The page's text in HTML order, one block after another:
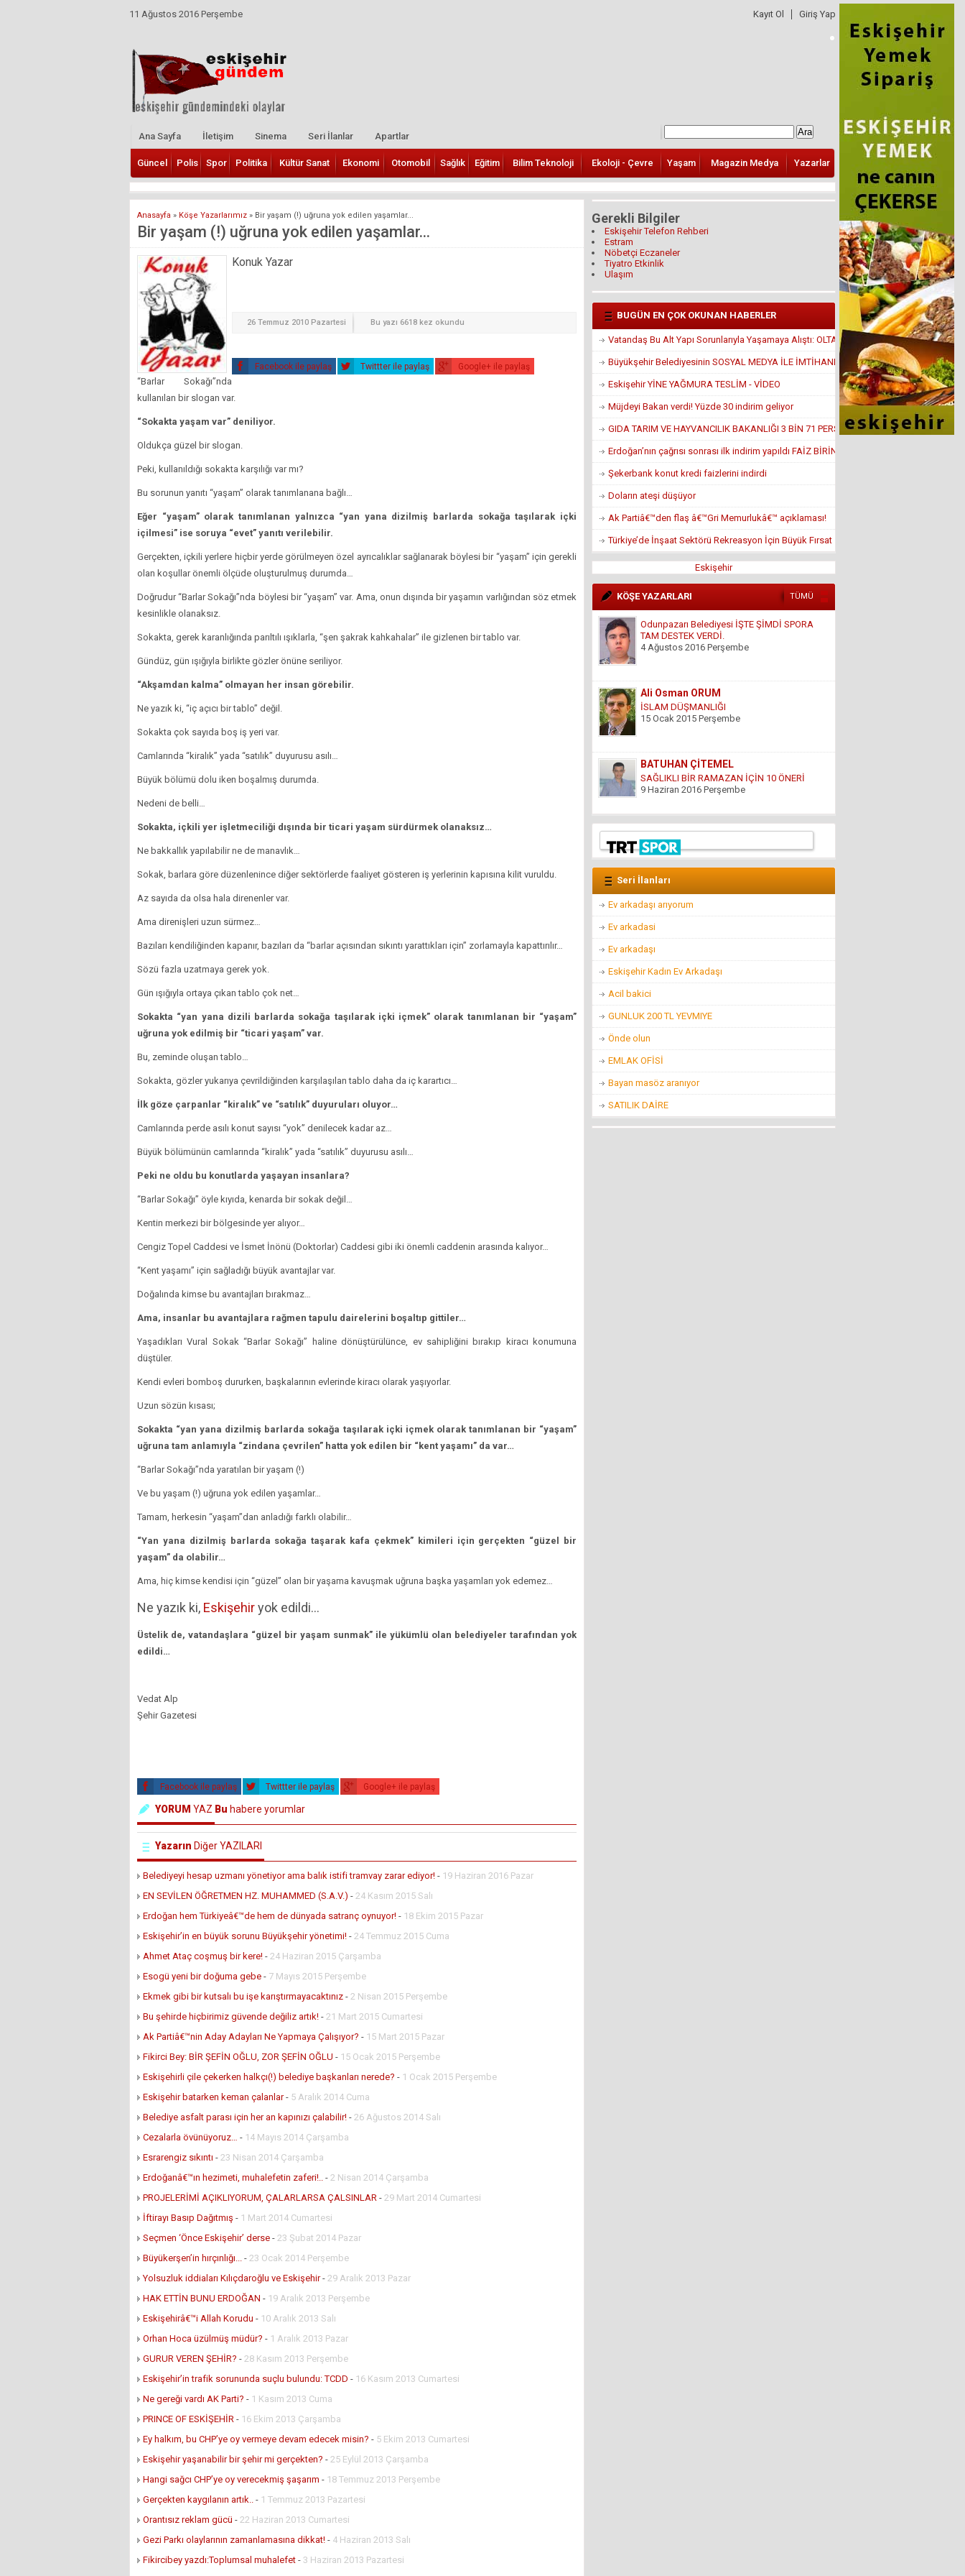
11 Ağustos 2016 Perşembe Kayıt Ol Giriş Yap
Ana Sayfa İletişim Sinema Seri İlanlar Apartlar
Güncel Polis Spor Politika Kültür Sanat Ekonomi Otomobil Sağlık Eğitim Bilim Teknoloji Ekoloji - Çevre Yaşam Magazin Medya Yazarlar
Anasayfa » Köşe Yazarlarımız » Bir yaşam (!) uğruna yok edilen yaşamlar...
Bir yaşam (!) uğruna yok edilen yaşamlar...
Konuk Yazar
26 Temmuz 2010 Pazartesi Bu yazı 6618 kez okundu
Facebook ile paylaş Twittter ile paylaş Google+ ile paylaş
“Barlar Sokağı”nda
kullanılan bir slogan var.
“Sokakta yaşam var” deniliyor.
Oldukça güzel bir slogan.
Peki, kullanıldığı sokakta karşılığı var mı?
Bu sorunun yanıtı “yaşam” olarak tanımlanana bağlı…
Eğer “yaşam” olarak tanımlanan yalnızca “yan yana dizilmiş barlarda sokağa taşılarak içki
içilmesi” ise soruya “evet” yanıtı verilebilir.
Gerçekten, içkili yerlere hiçbir yerde görülmeyen özel ayrıcalıklar sağlanarak böylesi bir “yaşam” için gerekli
olan koşullar önemli ölçüde oluşturulmuş durumda…
Doğrudur “Barlar Sokağı”nda böylesi bir “yaşam” var. Ama, onun dışında bir yaşamın varlığından söz etmek
kesinlikle olanaksız.
Sokakta, gerek karanlığında parıltılı ışıklarla, “şen şakrak kahkahalar” ile gizlenen bir tablo var.
Gündüz, gün ışığıyla birlikte gözler önüne seriliyor.
“Akşamdan kalma” olmayan her insan görebilir.
Ne yazık ki, “iç açıcı bir tablo” değil.
Sokakta çok sayıda boş iş yeri var.
Camlarında “kiralık” yada “satılık” duyurusu asılı…
Büyük bölümü dolu iken boşalmış durumda.
Nedeni de belli…
Sokakta, içkili yer işletmeciliği dışında bir ticari yaşam sürdürmek olanaksız…
Ne bakkallık yapılabilir ne de manavlık…
Sokak, barlara göre düzenlenince diğer sektörlerde faaliyet gösteren iş yerlerinin kapısına kilit vuruldu.
Az sayıda da olsa hala direnenler var.
Ama direnişleri uzun sürmez…
Bazıları kendiliğinden kapanır, bazıları da “barlar açısından sıkıntı yarattıkları için” zorlamayla kapattırılır…
Sözü fazla uzatmaya gerek yok.
Gün ışığıyla ortaya çıkan tablo çok net…
Sokakta “yan yana dizili barlarda sokağa taşılarak içki içmek” olarak tanımlanan bir “yaşam”
uğruna yok edilmiş bir “ticari yaşam” var.
Bu, zeminde oluşan tablo…
Sokakta, gözler yukarıya çevrildiğinden karşılaşılan tablo daha da iç karartıcı…
İlk göze çarpanlar “kiralık” ve “satılık” duyuruları oluyor…
Camlarında perde asılı konut sayısı “yok” denilecek kadar az…
Büyük bölümünün camlarında “kiralık” yada “satılık” duyurusu asılı…
Peki ne oldu bu konutlarda yaşayan insanlara?
“Barlar Sokağı” öyle kıyıda, kenarda bir sokak değil…
Kentin merkezi bir bölgesinde yer alıyor…
Cengiz Topel Caddesi ve İsmet İnönü (Doktorlar) Caddesi gibi iki önemli caddenin arasında kalıyor…
“Kent yaşamı” için sağladığı büyük avantajlar var.
Doğalında kimse bu avantajları bırakmaz…
Ama, insanlar bu avantajlara rağmen tapulu dairelerini boşaltıp gittiler…
Yaşadıkları Vural Sokak “Barlar Sokağı” haline dönüştürülünce, ev sahipliğini bırakıp kiracı konumuna
düştüler.
Kendi evleri bomboş dururken, başkalarının evlerinde kiracı olarak yaşıyorlar.
Uzun sözün kısası;
Sokakta “yan yana dizilmiş barlarda sokağa taşılarak içki içmek olarak tanımlanan bir “yaşam”
uğruna tam anlamıyla “zindana çevrilen” hatta yok edilen bir “kent yaşamı” da var…
“Barlar Sokağı”nda yaratılan bir yaşam (!)
Ve bu yaşam (!) uğruna yok edilen yaşamlar…
Tamam, herkesin “yaşam”dan anladığı farklı olabilir…
“Yan yana dizilmiş barlarda sokağa taşarak kafa çekmek” kimileri için gerçekten “güzel bir
yaşam” da olabilir…
Ama, hiç kimse kendisi için “güzel” olan bir yaşama kavuşmak uğruna başka yaşamları yok edemez…
Ne yazık ki, Eskişehiryok edildi…
Üstelik de, vatandaşlara “güzel bir yaşam sunmak” ile yükümlü olan belediyeler tarafından yok
edildi…
Vedat Alp
Şehir Gazetesi
Facebook ile paylaş Twittter ile paylaş Google+ ile paylaş
YORUM YAZ Bu habere yorumlar
Yazarın Diğer YAZILARI
Belediyeyi hesap uzmanı yönetiyor ama balık istifi tramvay zarar ediyor! - 19 Haziran 2016 Pazar
EN SEVİLEN ÖĞRETMEN HZ. MUHAMMED (S.A.V.) - 24 Kasım 2015 Salı
Erdoğan hem Türkiyeâ€™de hem de dünyada satranç oynuyor! - 18 Ekim 2015 Pazar
Eskişehir’in en büyük sorunu Büyükşehir yönetimi! - 24 Temmuz 2015 Cuma
Ahmet Ataç coşmuş bir kere! - 24 Haziran 2015 Çarşamba
Esogü yeni bir doğuma gebe - 7 Mayıs 2015 Perşembe
Ekmek gibi bir kutsalı bu işe karıştırmayacaktınız - 2 Nisan 2015 Perşembe
Bu şehirde hiçbirimiz güvende değiliz artık! - 21 Mart 2015 Cumartesi
Ak Partiâ€™nin Aday Adayları Ne Yapmaya Çalışıyor? - 15 Mart 2015 Pazar
Fikirci Bey: BİR ŞEFİN OĞLU, ZOR ŞEFİN OĞLU - 15 Ocak 2015 Perşembe
Eskişehirli çile çekerken halkçı(!) belediye başkanları nerede? - 1 Ocak 2015 Perşembe
Eskişehir batarken keman çalanlar- 5 Aralık 2014 Cuma
Belediye asfalt parası için her an kapınızı çalabilir! - 26 Ağustos 2014 Salı
Cezalarla övünüyoruz…
- 14 Mayıs 2014 Çarşamba
Esrarengiz sıkıntı - 23 Nisan 2014 Çarşamba
Erdoğanâ€™ın hezimeti, muhalefetin zaferi!..
- 2 Nisan 2014 Çarşamba
PROJELERİMİ AÇIKLIYORUM, ÇALARLARSA ÇALSINLAR - 29 Mart 2014 Cumartesi
İftirayı Basıp Dağıtmış - 1 Mart 2014 Cumartesi
Seçmen ‘Önce Eskişehir’ derse - 23 Şubat 2014 Pazar
Büyükerşen’in hırçınlığı...
- 23 Ocak 2014 Perşembe
Yolsuzluk iddiaları Kılıçdaroğlu ve Eskişehir- 29 Aralık 2013 Pazar
HAK ETTİN BUNU ERDOĞAN - 19 Aralık 2013 Perşembe
Eskişehirâ€™i Allah Korudu - 10 Aralık 2013 Salı
Orhan Hoca üzülmüş müdür? - 1 Aralık 2013 Pazar
GURUR VEREN ŞEHİR? - 28 Kasım 2013 Perşembe
Eskişehir’in trafik sorununda suçlu bulundu: TCDD - 16 Kasım 2013 Cumartesi
Ne gereği vardı AK Parti? - 1 Kasım 2013 Cuma
PRINCE OF ESKİŞEHİR - 16 Ekim 2013 Çarşamba
Ey halkım, bu CHP’ye oy vermeye devam edecek misin? - 5 Ekim 2013 Cumartesi
Eskişehir yaşanabilir bir şehir mi gerçekten? - 25 Eylül 2013 Çarşamba
Hangi sağcı CHP’ye oy verecekmiş şaşarım - 18 Temmuz 2013 Perşembe
Gerçekten kaygılanın artık..
- 1 Temmuz 2013 Pazartesi
Orantısız reklam gücü - 22 Haziran 2013 Cumartesi
Gezi Parkı olaylarının zamanlamasına dikkat! - 4 Haziran 2013 Salı
Fikircibey yazdı:Toplumsal muhalefet - 3 Haziran 2013 Pazartesi
Gerekli Bilgiler
Eskişehir Telefon Rehberi
Estram
Nöbetçi Eczaneler
Tiyatro Etkinlik
Ulaşım
BUGÜN EN ÇOK OKUNAN HABERLER
Vatandaş Bu Alt Yapı Sorunlarıyla Yaşamaya Alıştı: OLTA ATTILAR
Büyükşehir Belediyesinin SOSYAL MEDYA İLE İMTİHANI
Eskişehir YİNE YAĞMURA TESLİM - VİDEO
Müjdeyi Bakan verdi! Yüzde 30 indirim geliyor
GIDA TARIM VE HAYVANCILIK BAKANLIĞI 3 BİN 71 PERSONEL ALACAK!
Erdoğan’nın çağrısı sonrası ilk indirim yapıldı FAİZ BİRİN ALTINDA
Şekerbank konut kredi faizlerini indirdi
Doların ateşi düşüyor
Ak Partiâ€™den flaş â€™Gri Memurlukâ€™ açıklaması!
Türkiye’de İnşaat Sektörü Rekreasyon İçin Büyük Fırsat
Eskişehir
KÖŞE YAZARLARI TÜMÜ
Ali Osman ORUM
İSLAM DÜŞMANLIĞI
15 Ocak 2015 Perşembe
BATUHAN ÇİTEMEL
SAĞLIKLI BİR RAMAZAN İÇİN 10 ÖNERİ
9 Haziran 2016 Perşembe
GÜNDOĞDU YILDIRIM
ÇARESİZLİK
9 Haziran 2016 Perşembe
Hüseyin DÜŞ
İlkyardımcılara kim yardım edecek!..
8 Nisan 2016 Cuma
Hüseyin GÜVEN
BİR ŞEY ANCAK DEĞERİNİ BİLENİN YANINDA
KIYMETLİDİR...
22 Temmuz 2016 Cuma
Konuk Yazar
Belediyeyi hesap uzmanı yönetiyor ama balık
istifi tramvay zarar ediyor!
19 Haziran 2016 Pazar
Mehmet KIZILKAYA
İnsanlığın Bitiş Noktası “Öldürmek!”
11 Ağustos 2016 Perşembe
Mehti Saraç
Seri İlanları
Ev arkadaşı arıyorum
Ev arkadasi
Ev arkadaşı
Eskişehir Kadın Ev Arkadaşı
Acil bakici
GUNLUK 200 TL YEVMIYE
Önde olun
EMLAK OFİSİ
Bayan masöz aranıyor
SATILIK DAİRE